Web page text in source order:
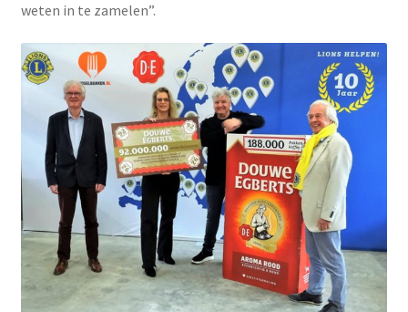
weten in te zamelen”.